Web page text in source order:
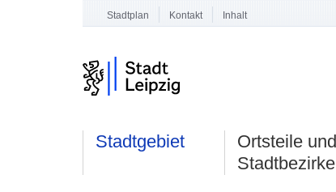
Stadtplan Kontakt Inhalt
Stadtgebiet
Ortsteile und
Stadtbezirke